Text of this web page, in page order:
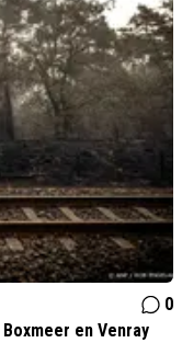
0
en Venray